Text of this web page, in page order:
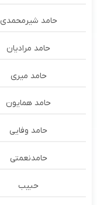
حامد شیرمحمدی
حامد مرادیان
حامد میری
حامد همایون
حامد وفایی
حامدنعمتی
حبیب